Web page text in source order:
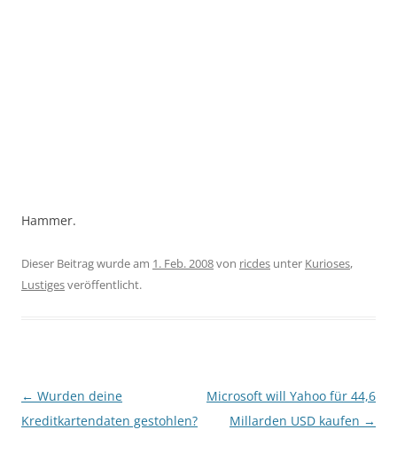
Hammer.
Dieser Beitrag wurde am 1. Feb. 2008von ricdes unter Kurioses,
Lustigesveröffentlicht.
Beitragsnavigation
← Wurden deine
Kreditkartendaten gestohlen?
Microsoft will Yahoo für 44,6
Millarden USD kaufen →